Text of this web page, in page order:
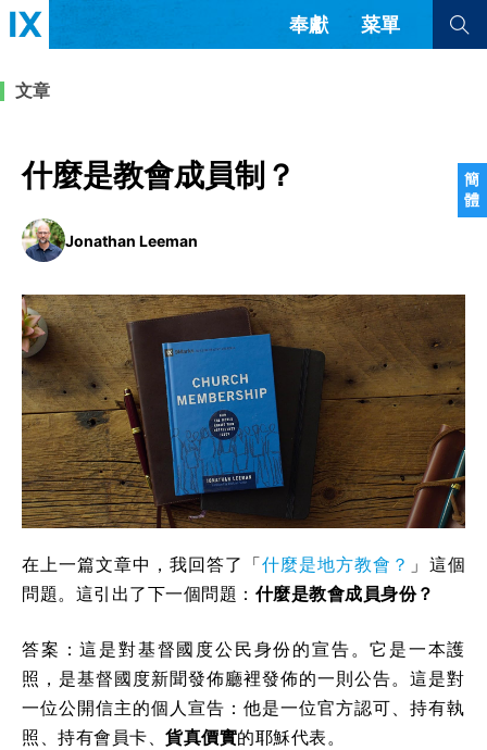
簡
體
奉獻 菜單
教會帶領 解經式講道與神學
福音傳講與宣教 成員制與教會紀律
團契生活與禱告
查看全部
查看全部
简体中文 正體中文
英语
西班牙語
葡萄牙語
俄語
烏茲別克語
达里语
波斯語
法語
羅馬尼亞語
波蘭語
越南語
意大利語
德語
韓語
土耳其語
阿拉伯語
阿爾巴尼亞語
塞爾維亞語 柬埔寨語
文章
什麼是教會成員制？
Jonathan Leeman
在上一篇文章中，我回答了「什麼是地方教會？ 」這個
問題。這引出了下一個問題： 什麼是教會成員身份？
答案：這是對基督國度公民身份的宣告。它是一本護
照，是基督國度新聞發佈廳裡發佈的一則公告。這是對
一位公開信主的個人宣告：他是一位官方認可、持有執
照、持有會員卡、 貨真價實的耶穌代表。